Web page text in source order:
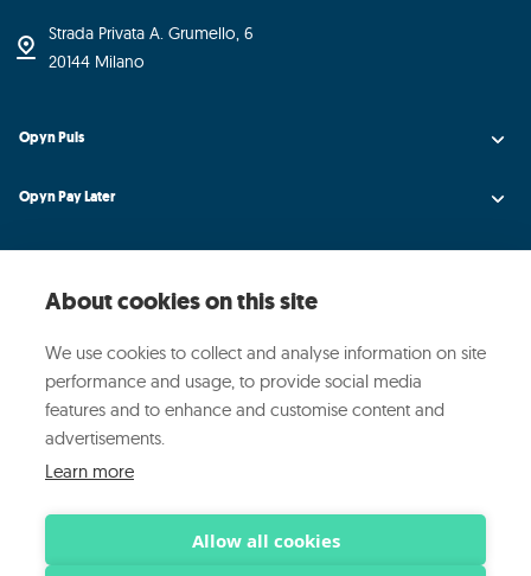
Strada Privata A. Grumello, 6
20144 Milano
Opyn Puls
Opyn Pay Later
Opyn Universe
Opyn Credit AI
Opyn
Media ed Eventi
About cookies on this site
We use cookies to collect and analyse information on site
performance and usage, to provide social media
features and to enhance and customise content and
advertisements.
Learn more
Allow all cookies